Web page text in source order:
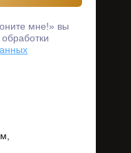
мне!» вы